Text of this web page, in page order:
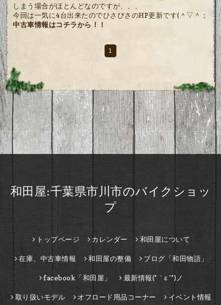
しまう場合がほとんどなのですが、、、
今回は一気に4台出来たのでひさびさのHP更新です(＾▽＾；
中古車情報はコチラから！！
1
和田屋:千葉県市川市のバイクショッ
プ
トップページ カレンダー 和田屋について
在庫、中古車情報 和田屋の整備 ブログ「和田物語」
facebook「和田屋」 最新情報(*｀ε´*)ノ
取り扱いモデル オフロード用品コーナー イベント情報